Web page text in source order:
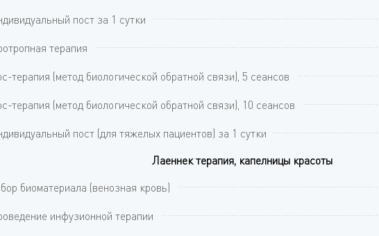
пост за 1 сутки
терапия
терапия (метод биологической обратной связи), 5 сеансов
терапия (метод биологической обратной связи), 10 сеансов
пост (для тяжелых пациентов) за 1 сутки
Лаеннек терапия, капелницы красоты
биоматериала (венозная кровь)
инфузионной терапии